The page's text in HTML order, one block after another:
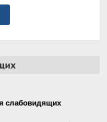
слабовидящих